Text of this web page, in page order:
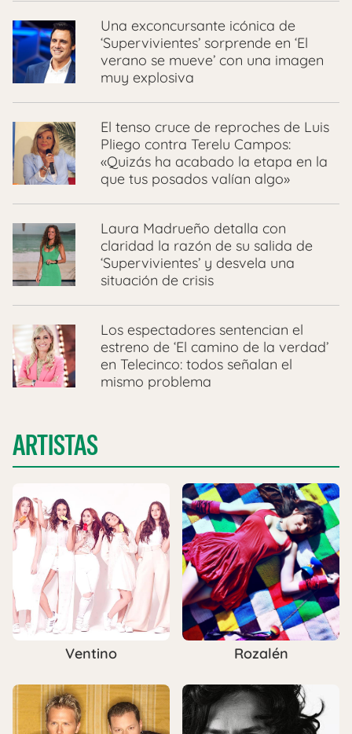
Una exconcursante icónica de
‘Supervivientes’ sorprende en ‘El
verano se mueve’ con una imagen
muy explosiva
El tenso cruce de reproches de Luis
Pliego contra Terelu Campos:
«Quizás ha acabado la etapa en la
que tus posados valían algo»
Laura Madrueño detalla con
claridad la razón de su salida de
‘Supervivientes’ y desvela una
situación de crisis
Los espectadores sentencian el
estreno de ‘El camino de la verdad’
en Telecinco: todos señalan el
mismo problema
ARTISTAS
Ventino Rozalén